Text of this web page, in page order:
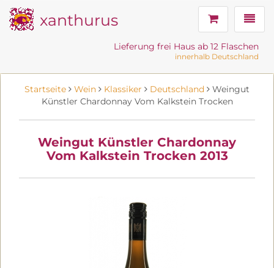
xanthurus
Lieferung frei Haus ab 12 Flaschen
innerhalb Deutschland
Startseite Wein Klassiker Deutschland
Weingut
Künstler Chardonnay Vom Kalkstein Trocken
Weingut Künstler Chardonnay
Vom Kalkstein Trocken 2013